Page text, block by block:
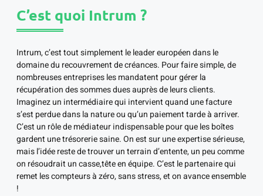
C’est quoi Intrum ?
Intrum, c’est tout simplement le leader européen dans le
domaine du recouvrement de créances. Pour faire simple, de
nombreuses entreprises les mandatent pour gérer la
récupération des sommes dues auprès de leurs clients.
Imaginez un intermédiaire qui intervient quand une facture
s’est perdue dans la nature ou qu’un paiement tarde à arriver.
C’est un rôle de médiateur indispensable pour que les boîtes
gardent une trésorerie saine. On est sur une expertise sérieuse,
mais l’idée reste de trouver un terrain d’entente, un peu comme
on résoudrait un casse,tête en équipe. C’est le partenaire qui
remet les compteurs à zéro, sans stress, et on avance ensemble
!